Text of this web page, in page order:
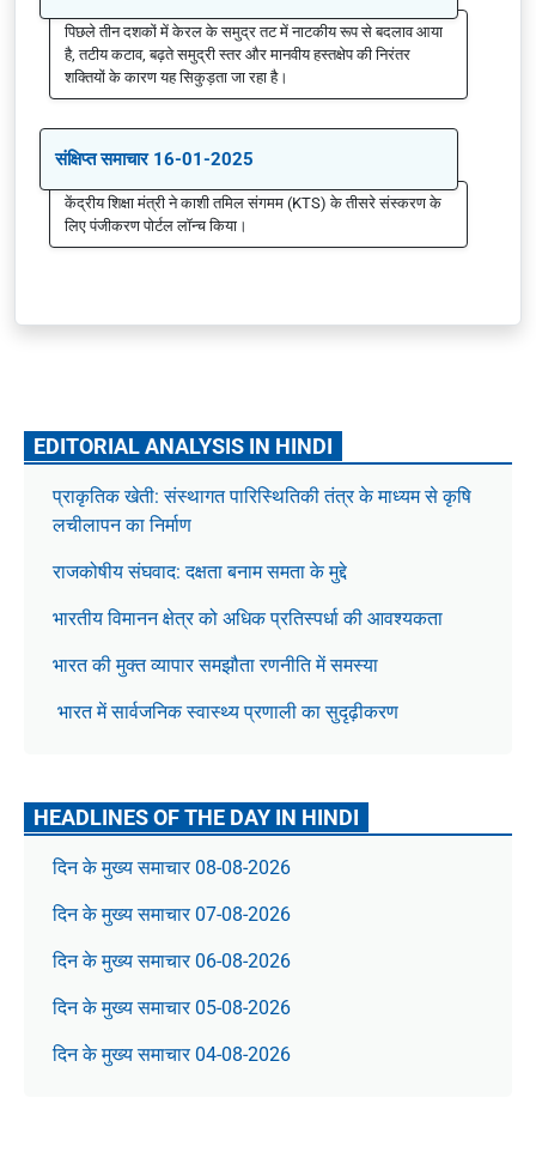
पिछले तीन दशकों में केरल के समुद्र तट में नाटकीय रूप से बदलाव आया
है, तटीय कटाव, बढ़ते समुद्री स्तर और मानवीय हस्तक्षेप की निरंतर
शक्तियों के कारण यह सिकुड़ता जा रहा है।
संक्षिप्त समाचार 16-01-2025
केंद्रीय शिक्षा मंत्री ने काशी तमिल संगमम (KTS) के तीसरे संस्करण के
लिए पंजीकरण पोर्टल लॉन्च किया।
EDITORIAL ANALYSIS IN HINDI
प्राकृतिक खेती: संस्थागत पारिस्थितिकी तंत्र के माध्यम से कृषि
लचीलापन का निर्माण
राजकोषीय संघवाद: दक्षता बनाम समता के मुद्दे
भारतीय विमानन क्षेत्र को अधिक प्रतिस्पर्धा की आवश्यकता
भारत की मुक्त व्यापार समझौता रणनीति में समस्या
भारत में सार्वजनिक स्वास्थ्य प्रणाली का सुदृढ़ीकरण
HEADLINES OF THE DAY IN HINDI
दिन के मुख्य समाचार 08-08-2026
दिन के मुख्य समाचार 07-08-2026
दिन के मुख्य समाचार 06-08-2026
दिन के मुख्य समाचार 05-08-2026
दिन के मुख्य समाचार 04-08-2026